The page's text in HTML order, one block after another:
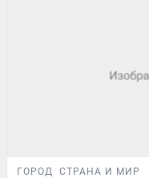
ГОРОД СТРАНА И МИР